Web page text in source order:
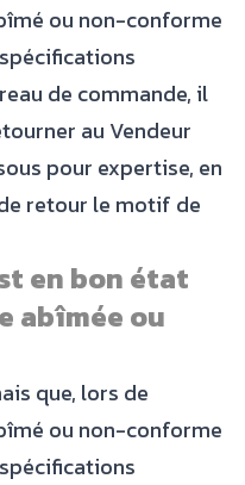
ou non-conforme
de commande, il
au Vendeur
pour expertise, en
retour le motif de
en bon état
abîmée ou
que, lors de
ou non-conforme